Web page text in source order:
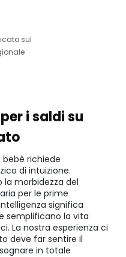
sul
i saldi su
richiede
di intuizione.
morbidezza del
per le prime
significa
semplificano la vita
La nostra esperienza ci
deve far sentire il
in totale